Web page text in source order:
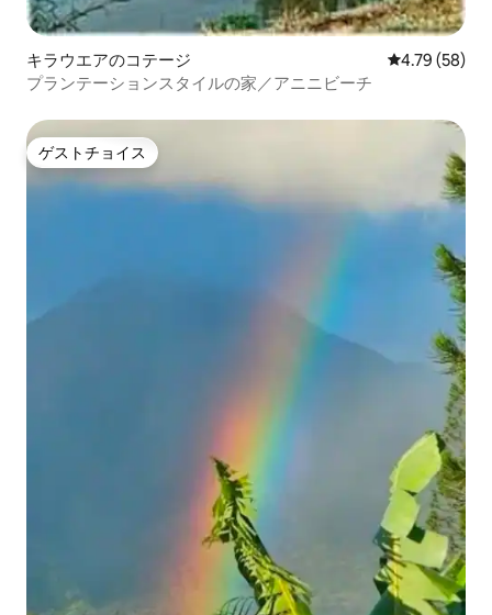
キラウエアのコテージ レビュー58
4.79 (58)
プランテーションスタイルの家／アニニビーチ
ゲストチョイス
ゲストチョイス